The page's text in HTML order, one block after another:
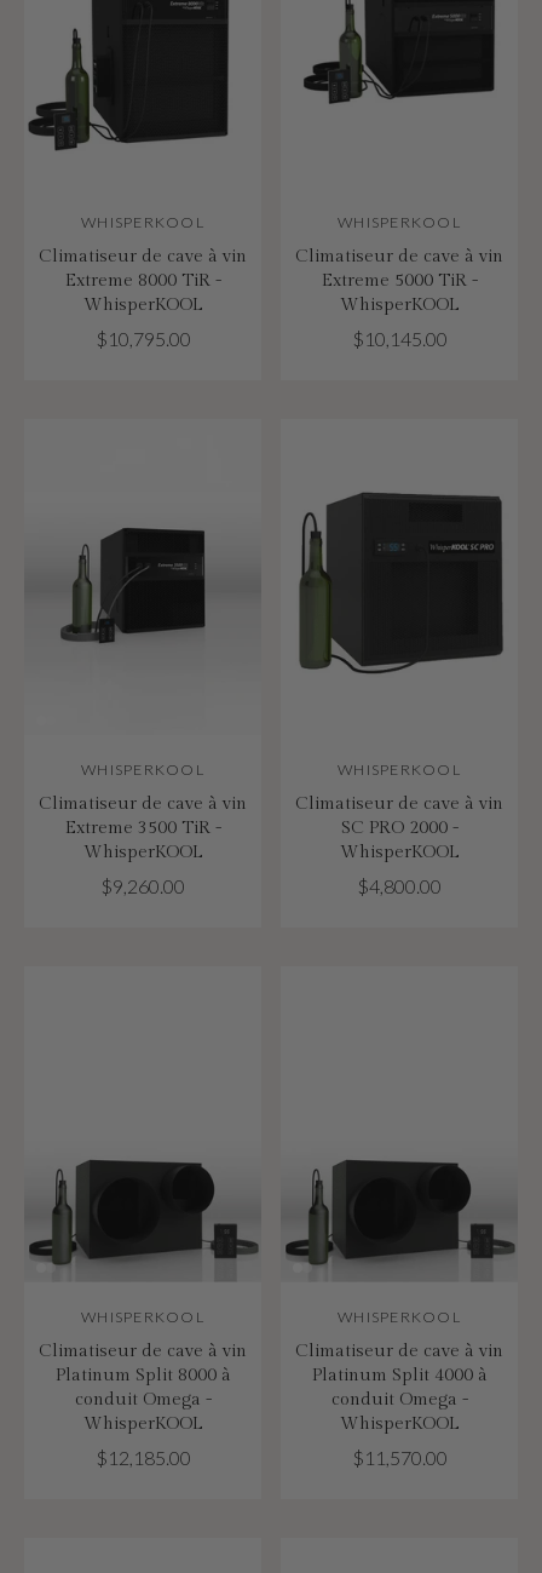
WHISPERKOOL
Climatiseur de cave à vin
Extreme 8000 TiR -
WhisperKOOL
$10,795.00
WHISPERKOOL
Climatiseur de cave à vin
Extreme 5000 TiR -
WhisperKOOL
$10,145.00
WHISPERKOOL
Climatiseur de cave à vin
Extreme 3500 TiR -
WhisperKOOL
$9,260.00
WHISPERKOOL
Climatiseur de cave à vin
SC PRO 2000 -
WhisperKOOL
$4,800.00
WHISPERKOOL
Climatiseur de cave à vin
Platinum Split 8000 à
conduit Omega -
WhisperKOOL
$12,185.00
WHISPERKOOL
Climatiseur de cave à vin
Platinum Split 4000 à
conduit Omega -
WhisperKOOL
$11,570.00